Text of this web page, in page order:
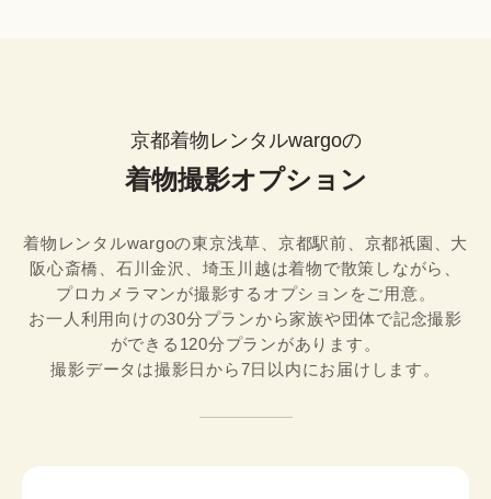
京都着物レンタルwargoの
着物撮影オプション
着物レンタルwargoの東京浅草、京都駅前、京都祇園、大
阪心斎橋、石川金沢、埼玉川越は着物で散策しながら、
プロカメラマンが撮影するオプションをご用意。
お一人利用向けの30分プランから家族や団体で記念撮影
ができる120分プランがあります。
撮影データは撮影日から7日以内にお届けします。